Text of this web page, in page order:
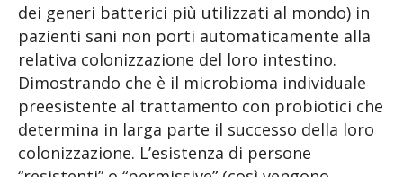
dei generi batterici più utilizzati al mondo) in
pazienti sani non porti automaticamente alla
relativa colonizzazione del loro intestino.
Dimostrando che è il microbioma individuale
preesistente al trattamento con probiotici che
determina in larga parte il successo della loro
colonizzazione. L’esistenza di persone